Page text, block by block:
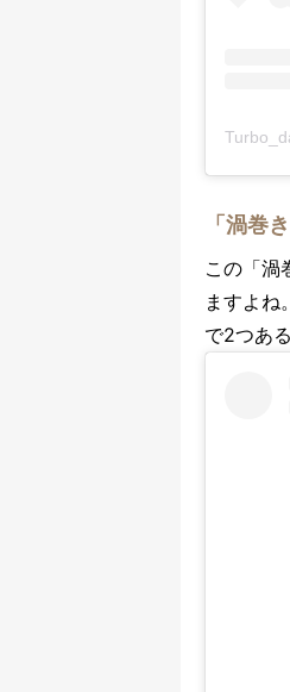
「渦巻
この「渦
ますよね
で2つあ